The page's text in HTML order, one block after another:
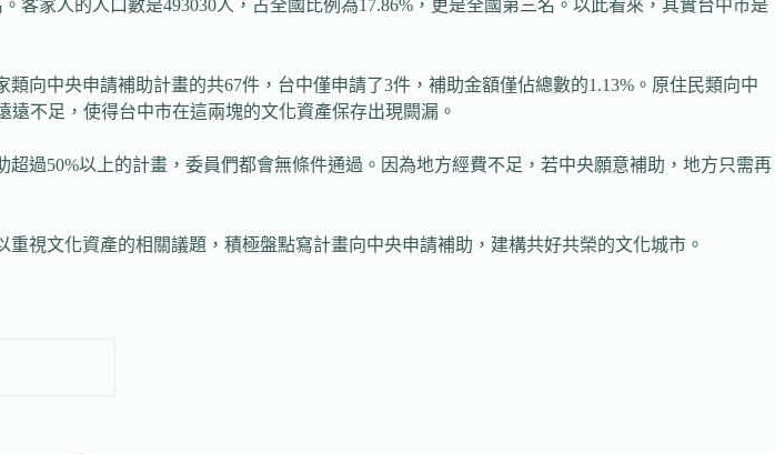
家人的人口數是493030人，占全國比例為17.86%，更是全國第三名。以此看來，其實台中市是
向中央申請補助計畫的共67件，台中僅申請了3件，補助金額僅佔總數的1.13%。原住民類向中
不足，使得台中市在這兩塊的文化資產保存出現闕漏。
過50%以上的計畫，委員們都會無條件通過。因為地方經費不足，若中央願意補助，地方只需再
視文化資產的相關議題，積極盤點寫計畫向中央申請補助，建構共好共榮的文化城市。